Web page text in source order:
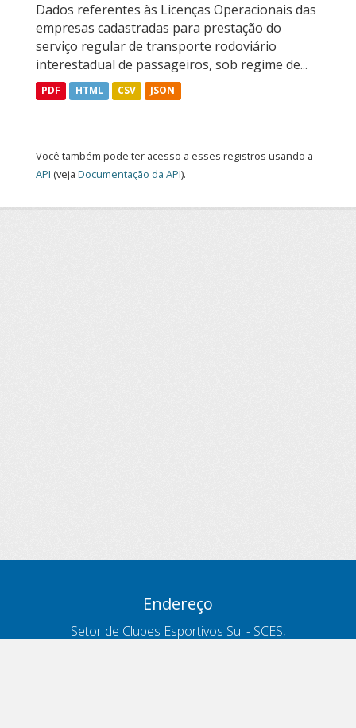
Dados referentes às Licenças Operacionais das
empresas cadastradas para prestação do
serviço regular de transporte rodoviário
interestadual de passageiros, sob regime de...
PDF HTML CSV JSON
Você também pode ter acesso a esses registros usando a
API (veja Documentação da API).
Endereço
Setor de Clubes Esportivos Sul - SCES,